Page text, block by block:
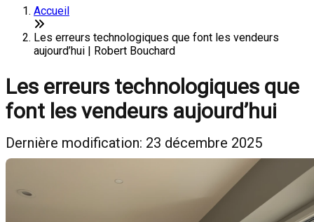
Accueil
Les erreurs technologiques que font les vendeurs
aujourd’hui | Robert Bouchard
Les erreurs technologiques que
font les vendeurs aujourd’hui
Dernière modification: 23 décembre 2025